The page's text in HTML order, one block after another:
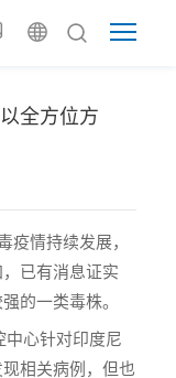
全方位方
情持续发展，
已有消息证实
的一类毒株。
心针对印度尼
相关病例，但也